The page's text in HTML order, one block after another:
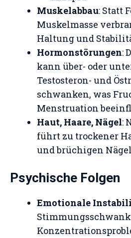
Muskelabbau: Statt
Muskelmasse
Haltung und
Hormonstörungen:
kann über- oder
Testosteron- und
schwanken, was
Menstruation
Haut, Haare, Nägel:
führt zu trockener
und brüchigen
Psychische Folgen
Emotionale